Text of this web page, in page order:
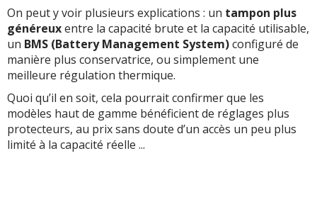
On peut y voir plusieurs explications : un tampon plus
généreuxentre la capacité brute et la capacité utilisable,
un BMS (Battery Management System)configuré de
manière plus conservatrice, ou simplement une
meilleure régulation thermique.
Quoi qu’il en soit, cela pourrait confirmer que les
modèles haut de gamme bénéficient de réglages plus
protecteurs, au prix sans doute d’un accès un peu plus
limité à la capacité réelle ...